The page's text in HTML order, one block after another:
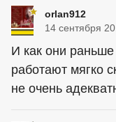
orlan912
14 сентября
И как они
работают мягко
не очень